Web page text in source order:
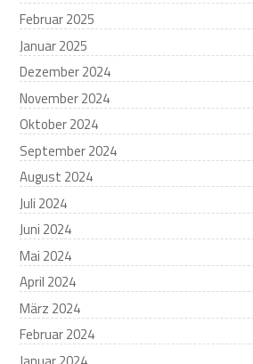
Februar 2025
Januar 2025
Dezember 2024
November 2024
Oktober 2024
September 2024
August 2024
Juli 2024
Juni 2024
Mai 2024
April 2024
März 2024
Februar 2024